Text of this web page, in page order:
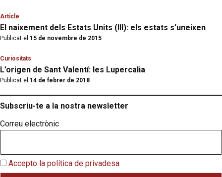
Article
El naixement dels Estats Units (III): els estats s’uneixen
Publicat el 15 de novembre de 2015
Curiositats
L’origen de Sant Valentí: les Lupercalia
Publicat el 14 de febrer de 2018
Subscriu-te a la nostra newsletter
Correu electrònic
Accepto la política de privadesa